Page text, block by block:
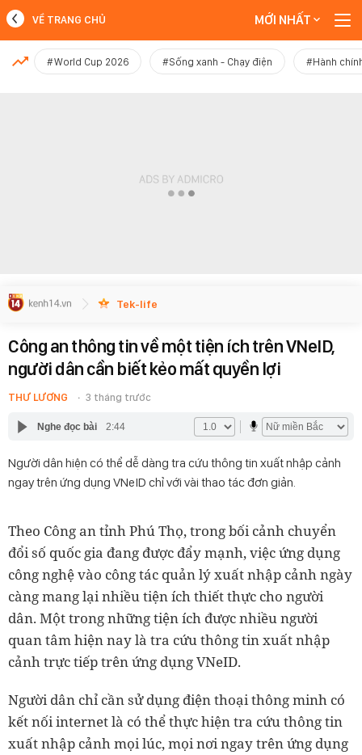
MỚI NHẤT
VỀ TRANG CHỦ MỚI NHẤT
#World Cup 2026 #Sống xanh - Chạy điện #Hành
Tek-life
Công an thông tin về một tiện ích trên VNeID,
người dân cần biết kẻo mất quyền lợi
THƯ LƯƠNG 3 tháng trước
Nghe đọc bài 2:44
Người dân hiện có thể dễ dàng tra cứu thông tin xuất nhập cảnh
ngay trên ứng dụng VNeID chỉ với vài thao tác đơn giản.
Theo Công an tỉnh Phú Thọ, trong bối cảnh chuyển
đổi số quốc gia đang được đẩy mạnh, việc ứng dụng
công nghệ vào công tác quản lý xuất nhập cảnh ngày
càng mang lại nhiều tiện ích thiết thực cho người
dân. Một trong những tiện ích được nhiều người
quan tâm hiện nay là tra cứu thông tin xuất nhập
cảnh trực tiếp trên ứng dụng VNeID.
Người dân chỉ cần sử dụng điện thoại thông minh có
kết nối internet là có thể thực hiện tra cứu thông tin
xuất nhập cảnh mọi lúc, mọi nơi ngay trên ứng dụng